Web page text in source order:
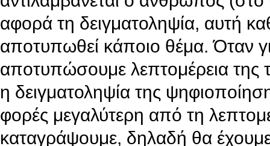
αφορά τη δειγματοληψία, αυτή
αποτυπωθεί κάποιο θέμα. Όταν
αποτυπώσουμε λεπτομέρεια της
η δειγματοληψία της
φορές μεγαλύτερη από τη
καταγράψουμε, δηλαδή θα